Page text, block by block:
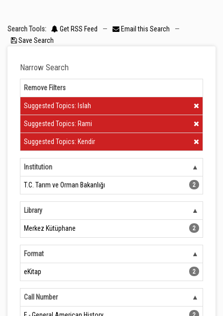
Search Tools: Get RSS Feed — Email this Search
—
Save Search
Narrow Search
Remove Filters
Clear Filter
Suggested Topics: Islah
Clear Filter
Suggested Topics: Rami
Clear Filter
Suggested Topics: Kendir
Institution
T.C. Tarım ve Orman Bakanlığı 2
Library
Merkez Kütüphane 2
Format
eKitap 2
Call Number